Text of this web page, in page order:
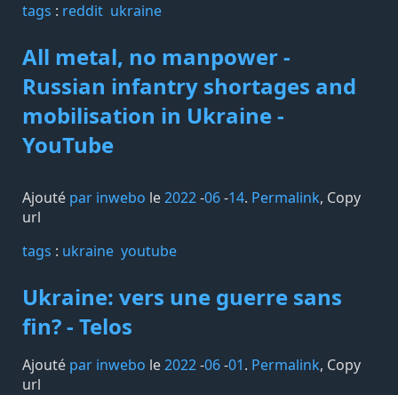
tags️ : reddit ukraine
All metal, no manpower -
Russian infantry shortages and
mobilisation in Ukraine -
YouTube
Ajouté par inwebo le2022-06-14. Permalink, Copy
url
tags️ : ukraine youtube
Ukraine: vers une guerre sans
fin? - Telos
Ajouté par inwebo le2022-06-01. Permalink, Copy
url